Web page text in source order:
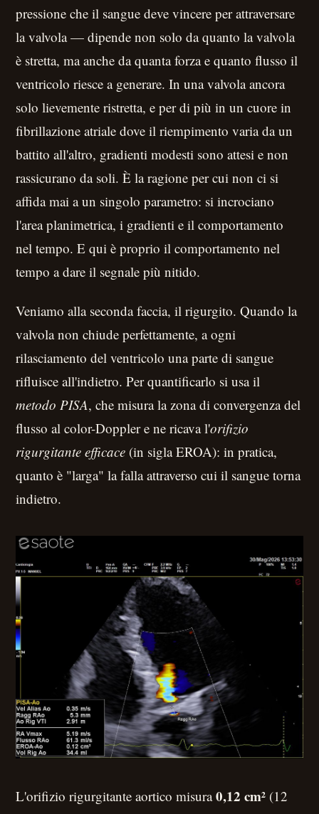
pressione che il sangue deve vincere per attraversare
la valvola — dipende non solo da quanto la valvola
è stretta, ma anche da quanta forza e quanto flusso il
ventricolo riesce a generare. In una valvola ancora
solo lievemente ristretta, e per di più in un cuore in
fibrillazione atriale dove il riempimento varia da un
battito all'altro, gradienti modesti sono attesi e non
rassicurano da soli. È la ragione per cui non ci si
affida mai a un singolo parametro: si incrociano
l'area planimetrica, i gradienti e il comportamento
nel tempo. E qui è proprio il comportamento nel
tempo a dare il segnale più nitido.
Veniamo alla seconda faccia, il rigurgito. Quando la
valvola non chiude perfettamente, a ogni
rilasciamento del ventricolo una parte di sangue
rifluisce all'indietro. Per quantificarlo si usa il
metodo PISA, che misura la zona di convergenza del
flusso al color-Doppler e ne ricava l'orifizio
rigurgitante efficace (in sigla EROA): in pratica,
quanto è "larga" la falla attraverso cui il sangue torna
indietro.
L'orifizio rigurgitante aortico misura0,12 cm² (12